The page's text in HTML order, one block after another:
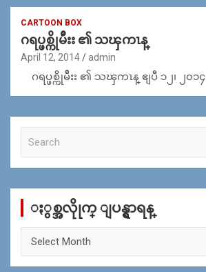
CARTOON BOX
ဂရပ္ဖစ္ကိုမ်ဴိးး ၏ သၾကၤန္
April 12, 2014 admin
ဂရပ္ဖစ္ကိုမ်ဴိးး ၏ သၾကၤန္ ဧျပီ ၁၂၊ ၂၀၁၄
c
ႏွစ္အလိုုက္ ျပန္ရွာရန္